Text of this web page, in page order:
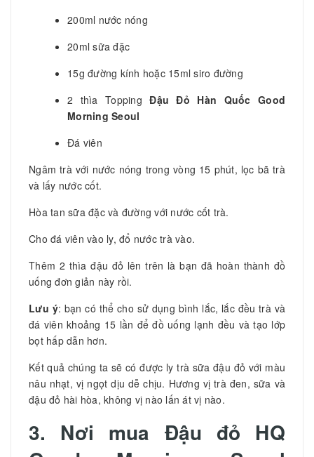
200ml nước nóng
20ml sữa đặc
15g đường kính hoặc 15ml siro đường
2 thìa ToppingĐậu Đỏ Hàn Quốc Good
Morning Seoul
Đá viên
Ngâm trà với nước nóng trong vòng 15 phút, lọc bã trà
và lấy nước cốt.
Hòa tan sữa đặc và đường với nước cốt trà.
Cho đá viên vào ly, đổ nước trà vào.
Thêm 2 thìa đậu đỏ lên trên là bạn đã hoàn thành đồ
uống đơn giản này rồi.
Lưu ý: bạn có thể cho sử dụng bình lắc, lắc đều trà và
đá viên khoảng 15 lần để đồ uống lạnh đều và tạo lớp
bọt hấp dẫn hơn.
Kết quả chúng ta sẽ có được ly trà sữa đậu đỏ với màu
nâu nhạt, vị ngọt dịu dễ chịu. Hương vị trà đen, sữa và
đậu đỏ hài hòa, không vị nào lấn át vị nào.
3. Nơi mua Đậu đỏ HQ